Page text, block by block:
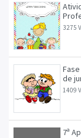
3275
Fase 2 6ª Apostila - Professora
de
1409